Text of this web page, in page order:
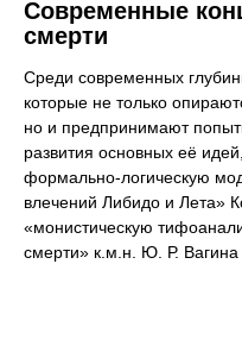
Современные
смерти
Среди современных
которые не только
но и предпринимают
развития основных её
формально-логическую
влечений Либидо и Лета»
«монистическую
смерти» к.м.н. Ю. Р. Вагина